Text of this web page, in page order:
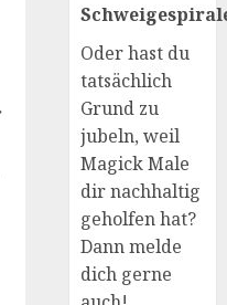
Oder hast du
tatsächlich
Grund zu
jubeln, weil
Magick Male
dir nachhaltig
geholfen hat?
Dann melde
dich gerne